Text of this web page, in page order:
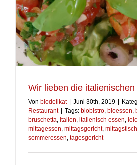
Wir lieben die
Von biodelikat Juni 30th, 2019
Restaurant
Tags: biobistro, bioessen,
bruschetta, italien, italienisch essen,
mittagessen, mittagsgericht, mittagstisch
sommeressen, tagesgericht